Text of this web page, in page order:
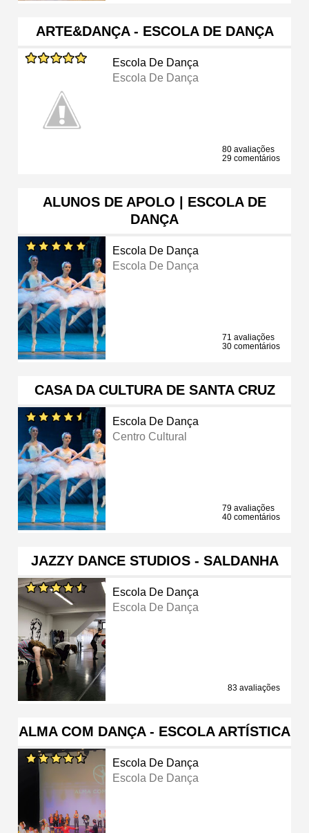
ARTE&DANÇA - ESCOLA DE DANÇA
Escola De Dança
Escola De Dança
80 avaliações
29 comentários
ALUNOS DE APOLO | ESCOLA DE
DANÇA
Escola De Dança
Escola De Dança
71 avaliações
30 comentários
CASA DA CULTURA DE SANTA CRUZ
Escola De Dança
Centro Cultural
79 avaliações
40 comentários
JAZZY DANCE STUDIOS - SALDANHA
Escola De Dança
Escola De Dança
83 avaliações
ALMA COM DANÇA - ESCOLA ARTÍSTICA
Escola De Dança
Escola De Dança